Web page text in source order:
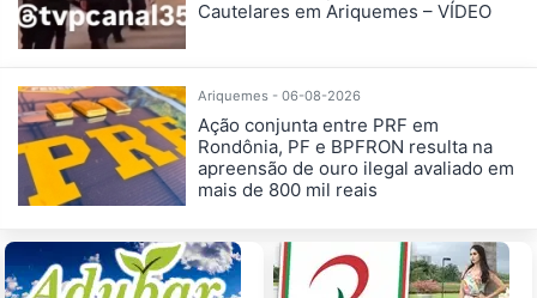
Cautelares em Ariquemes – VÍDEO
Ariquemes - 06-08-2026
Ação conjunta entre PRF em
Rondônia, PF e BPFRON resulta na
apreensão de ouro ilegal avaliado em
mais de 800 mil reais